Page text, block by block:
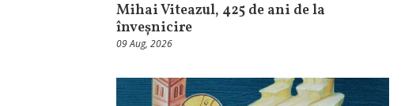
Mihai Viteazul, 425 de ani de la
înveșnicire
09 Aug, 2026